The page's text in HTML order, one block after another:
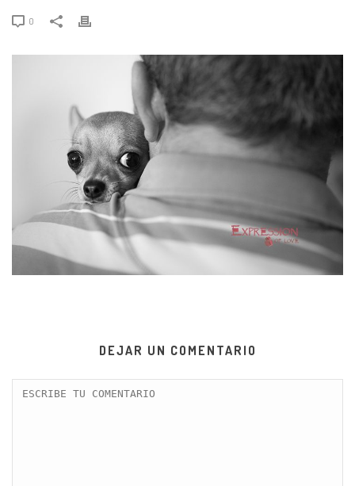
0
DEJAR UN COMENTARIO